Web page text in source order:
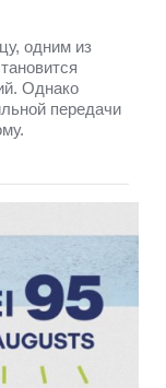
одним из
Однако
передачи